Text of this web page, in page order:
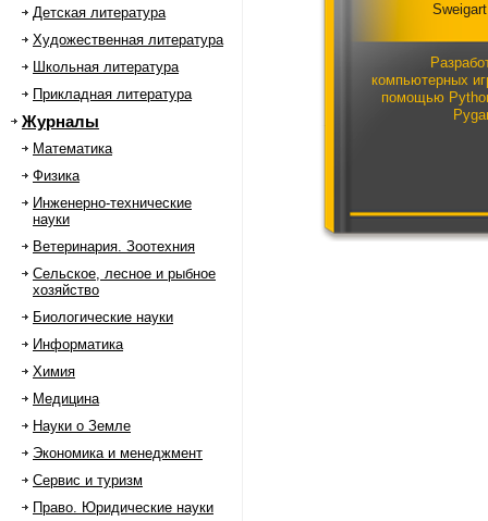
Детская литература
Художественная литература
Школьная литература
Прикладная литература
Журналы
Математика
Физика
Инженерно-технические
науки
Ветеринария. Зоотехния
Сельское, лесное и рыбное
хозяйство
Биологические науки
Информатика
Химия
Медицина
Науки о Земле
Экономика и менеджмент
Сервис и туризм
Право. Юридические науки
компьютерных
помощью